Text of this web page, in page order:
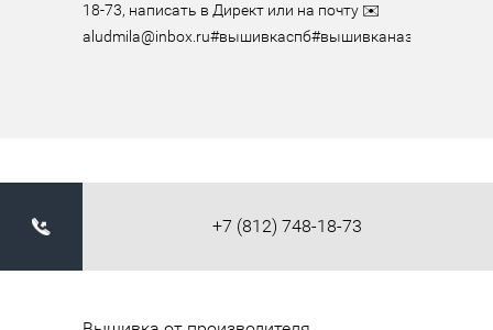
18-73, написать в Директ или на почту ✉️
+7 (812) 748-18-73